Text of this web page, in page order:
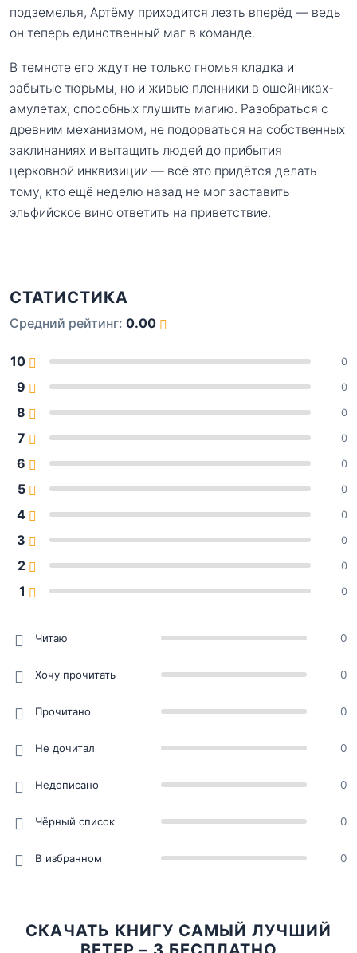
подземелья, Артёму приходится лезть вперёд — ведь
он теперь единственный маг в команде.
В темноте его ждут не только гномья кладка и
забытые тюрьмы, но и живые пленники в ошейниках-
амулетах, способных глушить магию. Разобраться с
древним механизмом, не подорваться на собственных
заклинаниях и вытащить людей до прибытия
церковной инквизиции — всё это придётся делать
тому, кто ещё неделю назад не мог заставить
эльфийское вино ответить на приветствие.
СТАТИСТИКА
Средний рейтинг: 0.00
10 0
9 0
8 0
7 0
6 0
5 0
4 0
3 0
2 0
1 0
Читаю 0
Хочу прочитать 0
Прочитано 0
Не дочитал 0
Недописано 0
Чёрный список 0
В избранном 0
СКАЧАТЬ КНИГУ САМЫЙ ЛУЧШИЙ